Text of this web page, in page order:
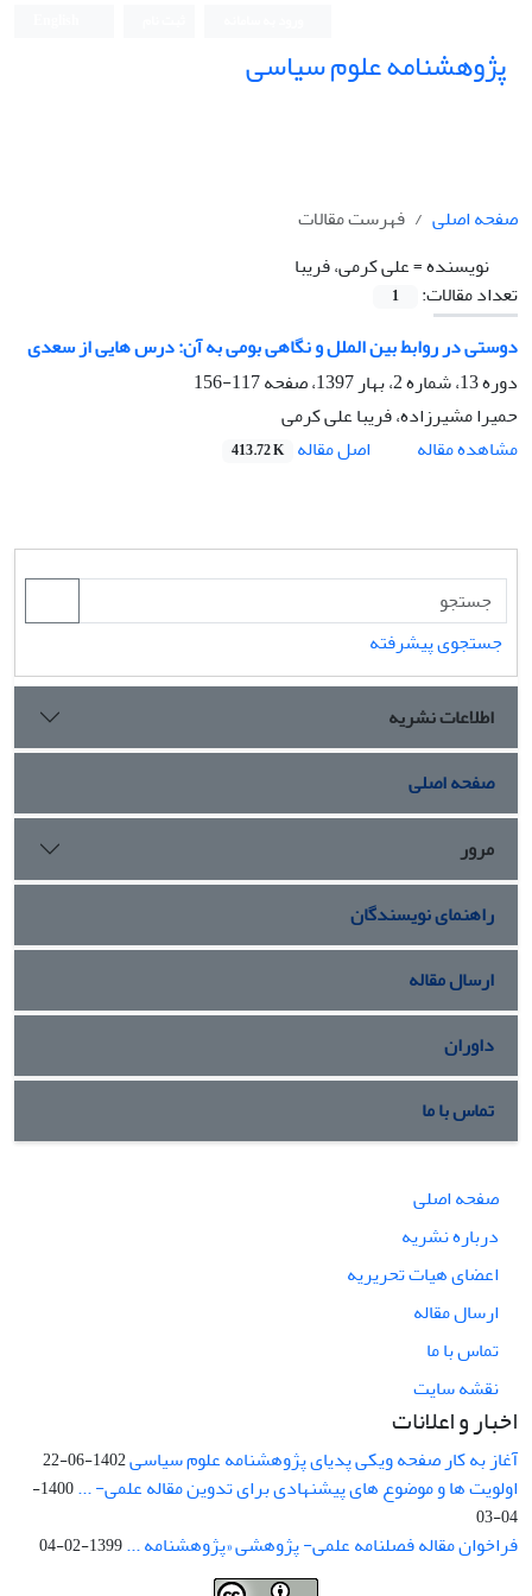
پژوهشنامه علوم سیاسی
صفحه اصلی
فهرست مقالات
نویسنده =علی کرمی، فریبا
تعداد مقالات:
1
دوستی در روابط بین الملل و نگاهی بومی به آن: درس هایی از سعدی
دوره 13، شماره 2، بهار 1397، صفحه
117-156
حمیرا مشیرزاده، فریبا علی کرمی
مشاهده مقاله
اصل مقاله 413.72 K
جستجوی پیشرفته
اطلاعات نشریه
صفحه اصلی
مرور
راهنمای نویسندگان
ارسال مقاله
داوران
تماس با ما
صفحه اصلی
درباره نشریه
اعضای هیات تحریریه
ارسال مقاله
تماس با ما
نقشه سایت
اخبار و اعلانات
آغاز به کار صفحه ویکی پدیای پژوهشنامه علوم سیاسی1402-06-22
اولویت ها و موضوع های پیشنهادی برای تدوین مقاله علمی- ...
1400-
04-03
فراخوان مقاله فصلنامه علمی- پژوهشی «پژوهشنامه ...1399-02-04